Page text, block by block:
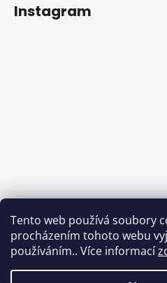
Tento web používá soubory
procházením tohoto webu
používáním.. Více informací
Instagram